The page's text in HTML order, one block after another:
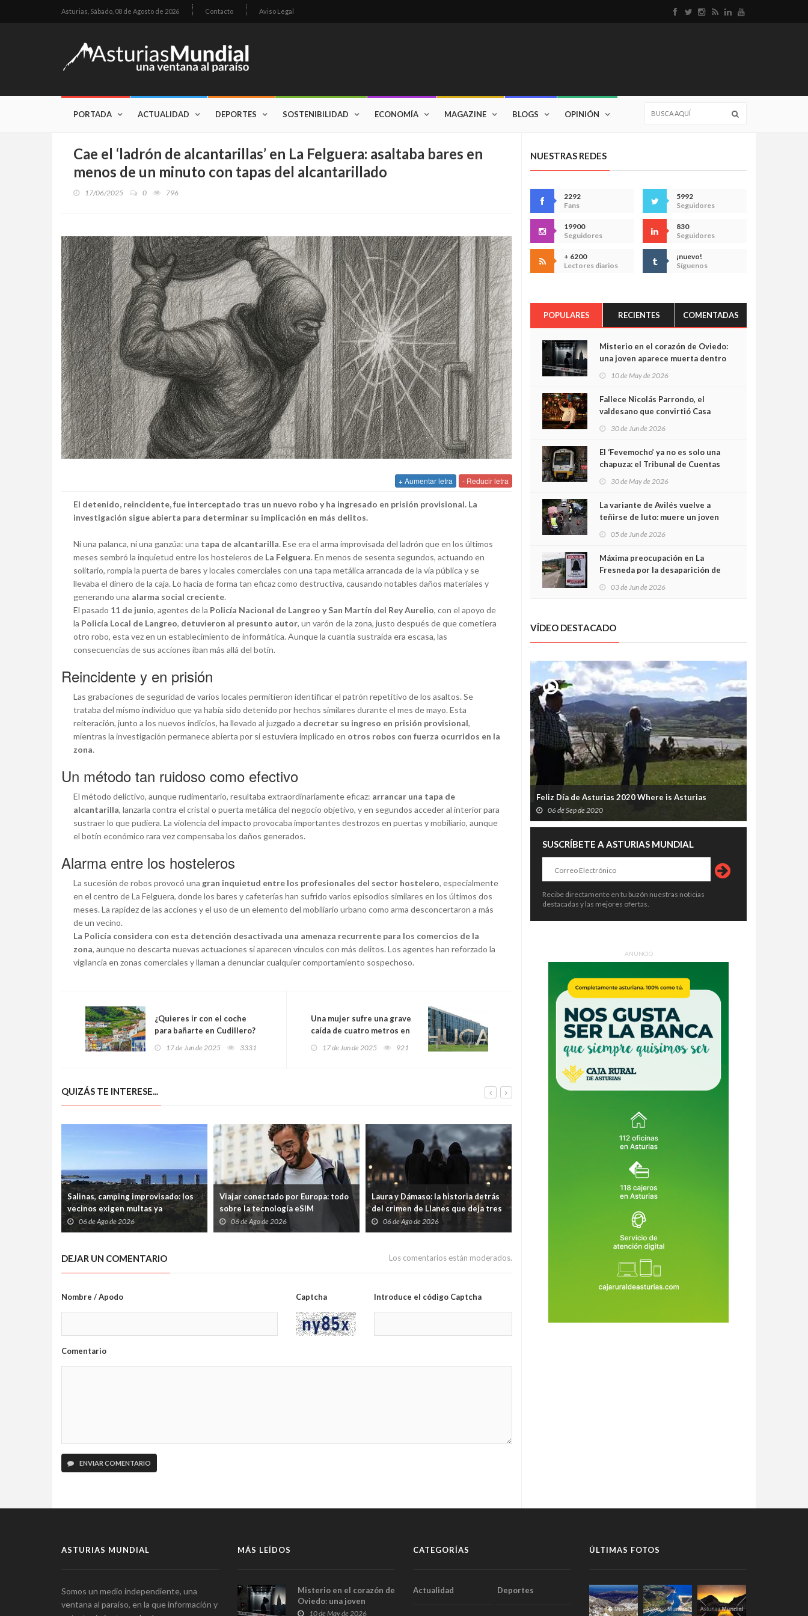
Asturias, Sábado, 08 de Agosto de 2026 Contacto Aviso Legal
PORTADA ACTUALIDAD DEPORTES SOSTENIBILIDAD ECONOMÍA MAGAZINE BLOGS OPINIÓN
Cae el ‘ladrón de alcantarillas’ en La Felguera: asaltaba bares en
menos de un minuto con tapas del alcantarillado
17/06/2025 0 796
+ Aumentar letra - Reducir letra
El detenido, reincidente, fue interceptado tras un nuevo robo y ha ingresado en prisión provisional. La
investigación sigue abierta para determinar su implicación en más delitos.
Ni una palanca, ni una ganzúa: una tapa de alcantarilla. Ese era el arma improvisada del ladrón que en los últimos
meses sembró la inquietud entre los hosteleros de La Felguera. En menos de sesenta segundos, actuando en
solitario, rompía la puerta de bares y locales comerciales con una tapa metálica arrancada de la vía pública y se
llevaba el dinero de la caja. Lo hacía de forma tan eficaz como destructiva, causando notables daños materiales y
generando una alarma social creciente.
El pasado 11 de junio, agentes de la Policía Nacional de Langreo y San Martín del Rey Aurelio, con el apoyo de
la Policía Local de Langreo, detuvieron al presunto autor, un varón de la zona, justo después de que cometiera
otro robo, esta vez en un establecimiento de informática. Aunque la cuantía sustraída era escasa, las
consecuencias de sus acciones iban más allá del botín.
Reincidente y en prisión
Las grabaciones de seguridad de varios locales permitieron identificar el patrón repetitivo de los asaltos. Se
trataba del mismo individuo que ya había sido detenido por hechos similares durante el mes de mayo. Esta
reiteración, junto a los nuevos indicios, ha llevado al juzgado a decretar su ingreso en prisión provisional,
mientras la investigación permanece abierta por si estuviera implicado en otros robos con fuerza ocurridos en la
zona.
Un método tan ruidoso como efectivo
El método delictivo, aunque rudimentario, resultaba extraordinariamente eficaz: arrancar una tapa de
alcantarilla, lanzarla contra el cristal o puerta metálica del negocio objetivo, y en segundos acceder al interior para
sustraer lo que pudiera. La violencia del impacto provocaba importantes destrozos en puertas y mobiliario, aunque
el botín económico rara vez compensaba los daños generados.
Alarma entre los hosteleros
La sucesión de robos provocó una gran inquietud entre los profesionales del sector hostelero, especialmente
en el centro de La Felguera, donde los bares y cafeterías han sufrido varios episodios similares en los últimos dos
meses. La rapidez de las acciones y el uso de un elemento del mobiliario urbano como arma desconcertaron a más
de un vecino.
La Policía considera con esta detención desactivada una amenaza recurrente para los comercios de la
zona, aunque no descarta nuevas actuaciones si aparecen vínculos con más delitos. Los agentes han reforzado la
vigilancia en zonas comerciales y llaman a denunciar cualquier comportamiento sospechoso.
¿Quieres ir con el coche
para bañarte en Cudillero?
Pues vas a tener que pagar
17 de Jun de 2025 3331
Una mujer sufre una grave
caída de cuatro metros en
Langreo y es evacuada al
17 de Jun de 2025 921
QUIZÁS TE INTERESE...
Salinas, camping improvisado: los
vecinos exigen multas ya
06 de Ago de 2026
Viajar conectado por Europa: todo
sobre la tecnología eSIM
06 de Ago de 2026
Laura y Dámaso: la historia detrás
del crimen de Llanes que deja tres
hijos huérfanos
06 de Ago de 2026
El crimen de Llanes destapa una
cadena de alertas: el asesino había
sido condenado, expulsado de la
Guardia Civil y tenía prohibido
DEJAR UN COMENTARIO Los comentarios están moderados.
Nombre / Apodo Captcha Introduce el código Captcha
Comentario
ENVIAR COMENTARIO
NUESTRAS REDES
2292
Fans
5992
Seguidores
19900
Seguidores
830
Seguidores
+ 6200
Lectores diarios
¡nuevo!
Síguenos
POPULARES RECIENTES COMENTADAS
Misterio en el corazón de Oviedo:
una joven aparece muerta dentro
cámaras captan sus últimos
minutos
10 de May de 2026
Fallece Nicolás Parrondo, el
valdesano que convirtió Casa
30 de Jun de 2026
El ‘Fevemocho’ ya no es solo una
chapuza: el Tribunal de Cuentas
sobrecoste de los trenes que no
cabían por los túneles
30 de May de 2026
La variante de Avilés vuelve a
teñirse de luto: muere un joven
05 de Jun de 2026
Máxima preocupación en La
Fresneda por la desaparición de
03 de Jun de 2026
VÍDEO DESTACADO
Feliz Día de Asturias 2020 Where is Asturias
06 de Sep de 2020
SUSCRÍBETE A ASTURIAS MUNDIAL
Recibe directamente en tu buzón nuestras noticias
destacadas y las mejores ofertas.
ANUNCIO
ASTURIAS MUNDIAL
Somos un medio independiente, una
ventana al paraíso, en la que información y
MÁS LEÍDOS
Misterio en el corazón de
Oviedo: una joven
aparece muerta dentro
10 de May de 2026
CATEGORÍAS
Actualidad Deportes
ÚLTIMAS FOTOS